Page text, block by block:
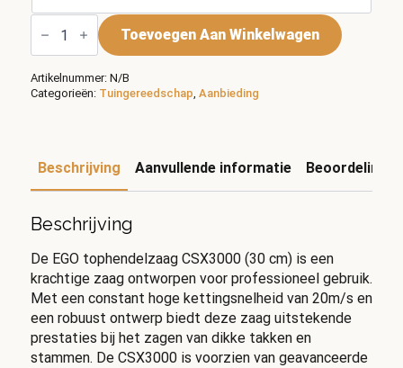
EGO
tophendelzaag
cm
aantal
Toevoegen Aan Winkelwagen
Artikelnummer: N/B
Categorieën: Tuingereedschap, Aanbieding
Beschrijving Aanvullende informatie
Beschrijving
De EGO tophendelzaag CSX3000 (30 cm) is een
krachtige zaag ontworpen voor professioneel gebruik.
Met een constant hoge kettingsnelheid van 20m/s en
een robuust ontwerp biedt deze zaag uitstekende
prestaties bij het zagen van dikke takken en
stammen. De CSX3000 is voorzien van geavanceerde